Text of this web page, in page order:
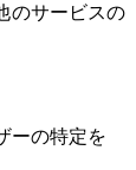
のサービスの
ーの特定を